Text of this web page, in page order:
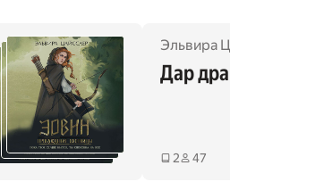
Эльвира Цайсслер
Дар дракона
2 47